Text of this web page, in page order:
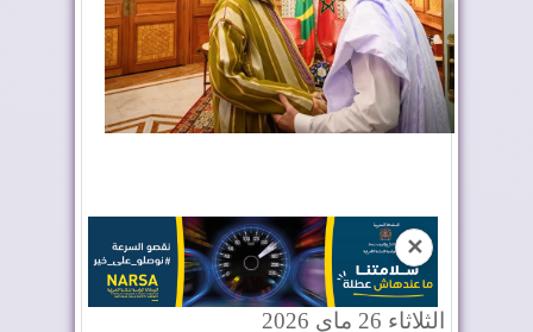
✕
الثلاثاء 26 ماي 2026